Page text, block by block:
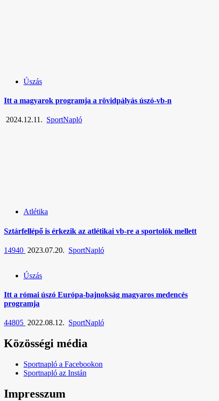
Úszás
Itt a magyarok programja a rövidpályás úszó-vb-n
2024.12.11. SportNapló
Atlétika
Sztárfellépő is érkezik az atlétikai vb-re a sportolók mellett
14940 2023.07.20. SportNapló
Úszás
Itt a római úszó Európa-bajnokság magyaros medencés
programja
44805 2022.08.12. SportNapló
Közösségi média
Sportnapló a Facebookon
Sportnapló az Instán
Impresszum